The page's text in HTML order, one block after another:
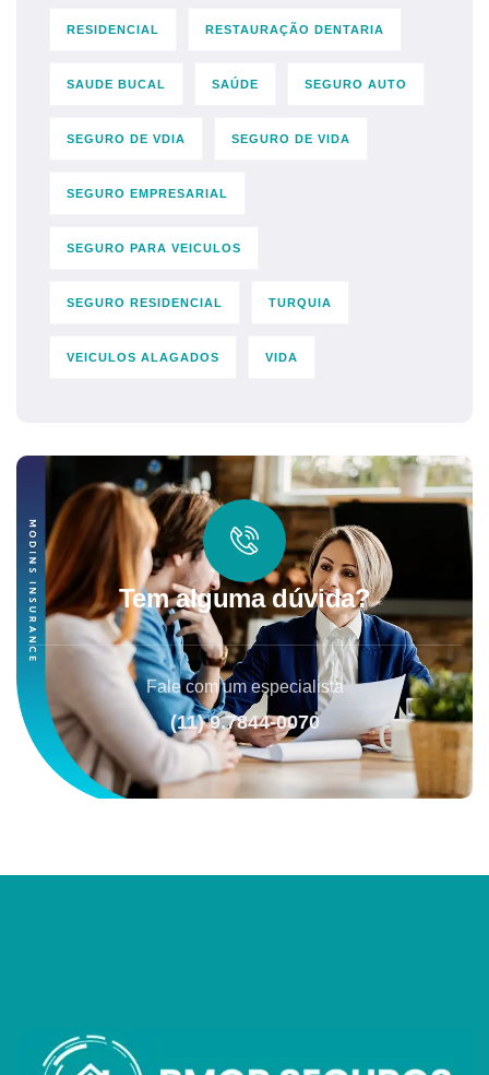
RESIDENCIAL RESTAURAÇÃO DENTARIA
SAUDE BUCAL SAÚDE SEGURO AUTO
SEGURO DE VDIA SEGURO DE VIDA
SEGURO EMPRESARIAL
SEGURO PARA VEICULOS
SEGURO RESIDENCIAL TURQUIA
VEICULOS ALAGADOS VIDA
Tem alguma dúvida?
Fale com um especialista
(11) 9.7844-0070